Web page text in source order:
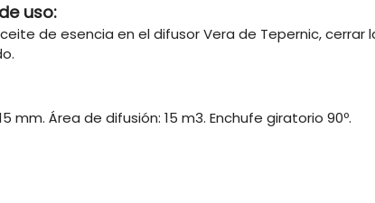
uso:
de esencia en el difusor Vera de Tepernic,
mm. Área de difusión: 15 m3. Enchufe giratorio 90º.